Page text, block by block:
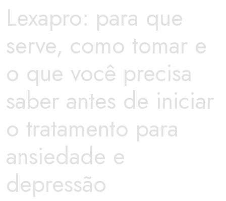
Lexapro: para que
serve, como tomar e
o que você precisa
saber antes de iniciar
o tratamento para
ansiedade e
depressão